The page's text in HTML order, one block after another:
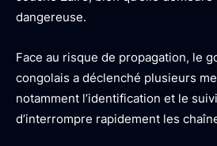
dangereuse.
Face au risque de propagation, le
congolais a déclenché plusieurs
notamment l’identification et le
d’interrompre rapidement les